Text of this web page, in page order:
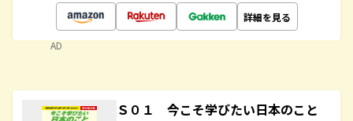
詳細を見る
AD
Ｓ０１ 今こそ学びたい日本のこと